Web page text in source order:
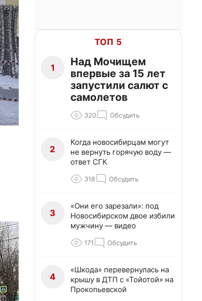
ТОП 5
1
Над Мочищем
впервые за 15 лет
запустили салют с
самолетов
320 Обсудить
2
Когда новосибирцам могут
не вернуть горячую воду —
ответ СГК
318 Обсудить
3
«Они его зарезали»: под
Новосибирском двое избили
мужчину — видео
171 Обсудить
4
«Шкода» перевернулась на
крышу в ДТП с «Тойотой» на
Прокопьевской